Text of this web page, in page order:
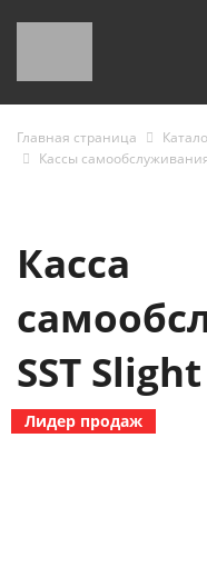
Главная страница
Кассы
Касса
SST
Лидер продаж